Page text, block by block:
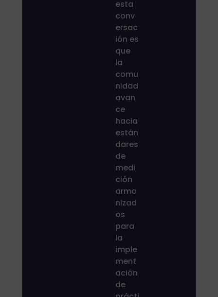
esta
conv
ersac
ión es
que
la
comu
nidad
avan
ce
hacia
están
dares
de
medi
ción
armo
nizad
os
para
la
imple
ment
ación
de